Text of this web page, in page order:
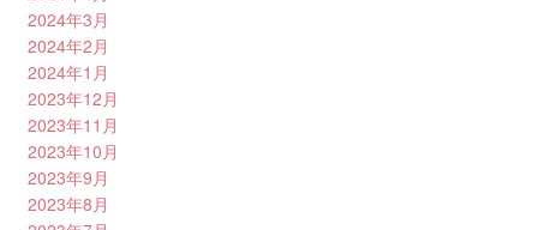
2024年3月
2024年2月
2024年1月
2023年12月
2023年11月
2023年10月
2023年9月
2023年8月